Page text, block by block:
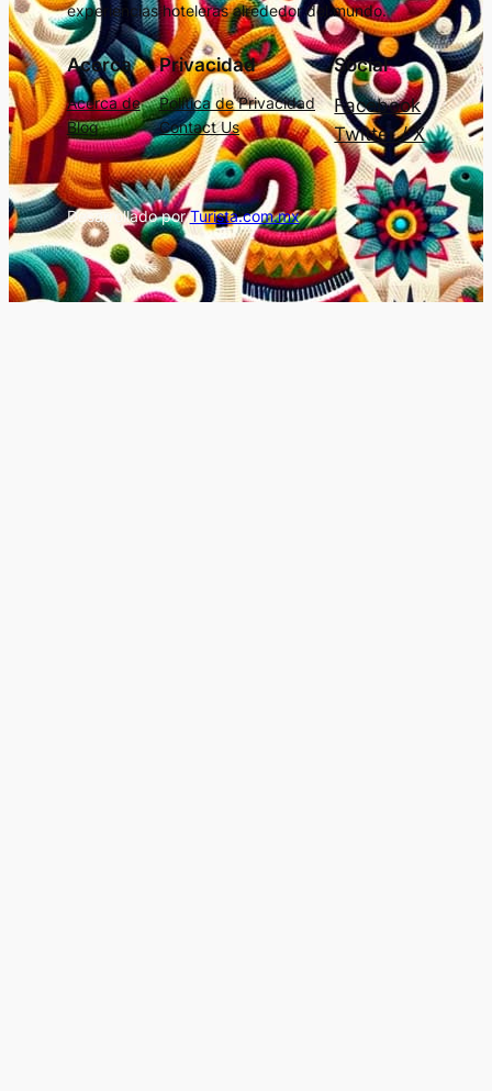
experiencias hoteleras alrededor del mundo.
Acerca
Acerca de
Blog
Privacidad
Política de Privacidad
Contact Us
Social
Facebook
Twitter / X
Desarrollado porTurista.com.mx